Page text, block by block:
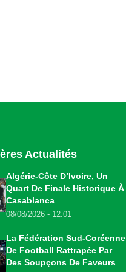
Actualités
Algérie-Côte D’Ivoire, Un
Quart De Finale Historique À
Casablanca
08/08/2026 - 12:01
La Fédération Sud-Coréenne
De Football Rattrapée Par
Des Soupçons De Faveurs